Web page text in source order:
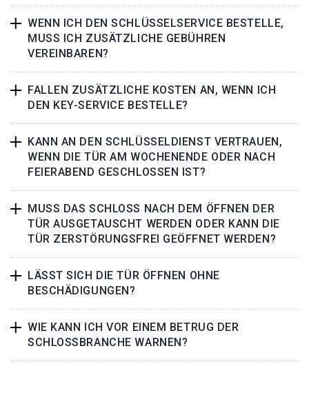
WENN ICH DEN SCHLÜSSELSERVICE BESTELLE,
MUSS ICH ZUSÄTZLICHE GEBÜHREN
VEREINBAREN?
FALLEN ZUSÄTZLICHE KOSTEN AN, WENN ICH
DEN KEY-SERVICE BESTELLE?
KANN AN DEN SCHLÜSSELDIENST VERTRAUEN,
WENN DIE TÜR AM WOCHENENDE ODER NACH
FEIERABEND GESCHLOSSEN IST?
MUSS DAS SCHLOSS NACH DEM ÖFFNEN DER
TÜR AUSGETAUSCHT WERDEN ODER KANN DIE
TÜR ZERSTÖRUNGSFREI GEÖFFNET WERDEN?
LÄSST SICH DIE TÜR ÖFFNEN OHNE
BESCHÄDIGUNGEN?
WIE KANN ICH VOR EINEM BETRUG DER
SCHLOSSBRANCHE WARNEN?